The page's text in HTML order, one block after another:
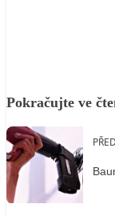
Pokračujte ve